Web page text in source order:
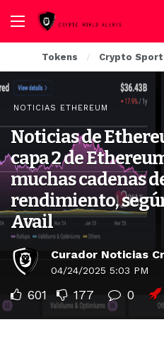
Tokens Crypto Sport
NOTICIAS ETHEREUM
Noticias de
capa 2 de
muchas cadenas
rendimiento,
Avail
Curador Noticias
04/24/2025 5:03 PM
601 177 0